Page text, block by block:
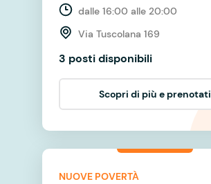
dalle 16:00 alle 20:00
Via Tuscolana 169
3 posti disponibili
Scopri di più e prenotati
NUOVE POVERTÀ